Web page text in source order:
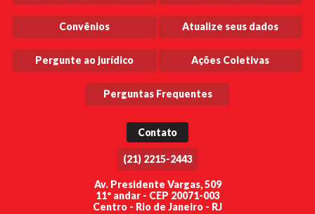
Convênios Atualize seus dados
Pergunte ao jurídico Ações Coletivas
Perguntas Frequentes
Contato
(21) 2215-2443
Av. Presidente Vargas, 509
11º andar - CEP 20071-003
Centro - Rio de Janeiro - RJ